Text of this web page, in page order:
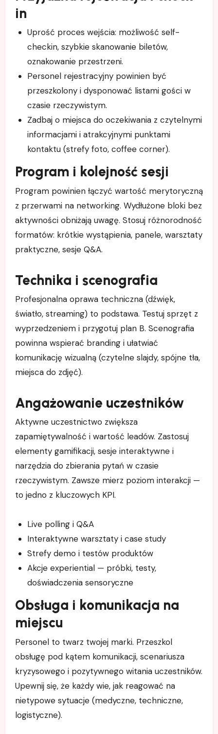
in
Uprość proces wejścia: możliwość self-
checkin, szybkie skanowanie biletów,
oznakowanie przestrzeni.
Personel rejestracyjny powinien być
przeszkolony i dysponować listami gości w
czasie rzeczywistym.
Zadbaj o miejsca do oczekiwania z czytelnymi
informacjami i atrakcyjnymi punktami
kontaktu (strefy foto, coffee corner).
Program i kolejność sesji
Program powinien łączyć wartość merytoryczną
z przerwami na networking. Wydłużone bloki bez
aktywności obniżają uwagę. Stosuj różnorodność
formatów: krótkie wystąpienia, panele, warsztaty
praktyczne, sesje Q&A.
Technika i scenografia
Profesjonalna oprawa techniczna (dźwięk,
światło, streaming) to podstawa. Testuj sprzęt z
wyprzedzeniem i przygotuj plan B. Scenografia
powinna wspierać branding i ułatwiać
komunikację wizualną (czytelne slajdy, spójne tła,
miejsca do zdjęć).
Angażowanie uczestników
Aktywne uczestnictwo zwiększa
zapamiętywalność i wartość leadów. Zastosuj
elementy gamifikacji, sesje interaktywne i
narzędzia do zbierania pytań w czasie
rzeczywistym. Zawsze mierz poziom interakcji —
to jedno z kluczowych KPI.
Live polling i Q&A
Interaktywne warsztaty i case study
Strefy demo i testów produktów
Akcje experiential — próbki, testy,
doświadczenia sensoryczne
Obsługa i komunikacja na
miejscu
Personel to twarz twojej marki. Przeszkol
obsługę pod kątem komunikacji, scenariusza
kryzysowego i pozytywnego witania uczestników.
Upewnij się, że każdy wie, jak reagować na
nietypowe sytuacje (medyczne, techniczne,
logistyczne).